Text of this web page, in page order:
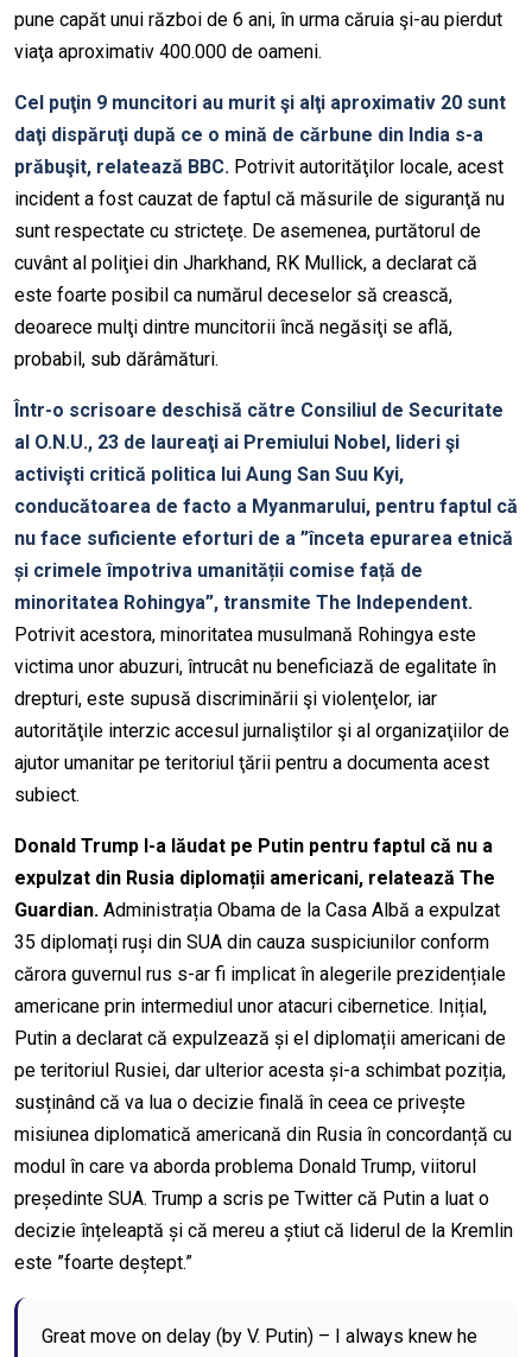
pune capăt unui război de 6 ani, în urma căruia şi-au pierdut
viaţa aproximativ 400.000 de oameni.
Cel puţin 9 muncitori au murit şi alţi aproximativ 20 sunt
daţi dispăruţi după ce o mină de cărbune din India s-a
prăbuşit, relatează BBC. Potrivit autorităţilor locale, acest
incident a fost cauzat de faptul că măsurile de siguranţă nu
sunt respectate cu stricteţe. De asemenea, purtătorul de
cuvânt al poliţiei din Jharkhand, RK Mullick, a declarat că
este foarte posibil ca numărul deceselor să crească,
deoarece mulţi dintre muncitorii încă negăsiţi se află,
probabil, sub dărâmături.
Într-o scrisoare deschisă către Consiliul de Securitate
al O.N.U., 23 de laureaţi ai Premiului Nobel, lideri şi
activişti critică politica lui Aung San Suu Kyi,
conducătoarea de facto a Myanmarului, pentru faptul că
nu face suficiente eforturi de a ”înceta epurarea etnică
și crimele împotriva umanității comise față de
minoritatea Rohingya”, transmite The Independent.
Potrivit acestora, minoritatea musulmană Rohingya este
victima unor abuzuri, întrucât nu beneficiază de egalitate în
drepturi, este supusă discriminării şi violenţelor, iar
autorităţile interzic accesul jurnaliştilor şi al organizaţiilor de
ajutor umanitar pe teritoriul ţării pentru a documenta acest
subiect.
Donald Trump l-a lăudat pe Putin pentru faptul că nu a
expulzat din Rusia diplomații americani, relatează The
Guardian. Administrația Obama de la Casa Albă a expulzat
35 diplomați ruși din SUA din cauza suspiciunilor conform
cărora guvernul rus s-ar fi implicat în alegerile prezidențiale
americane prin intermediul unor atacuri cibernetice. Inițial,
Putin a declarat că expulzează și el diplomații americani de
pe teritoriul Rusiei, dar ulterior acesta și-a schimbat poziția,
susținând că va lua o decizie finală în ceea ce privește
misiunea diplomatică americană din Rusia în concordanță cu
modul în care va aborda problema Donald Trump, viitorul
președinte SUA. Trump a scris pe Twitter că Putin a luat o
decizie înțeleaptă și că mereu a știut că liderul de la Kremlin
este ”foarte deștept.”
Great move on delay (by V. Putin) – I always knew he